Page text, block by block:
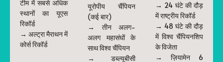
टीम में सबसे अधिक
स्थानों का यूएस
रिकॉर्ड
→ अल्ट्रा मैराथन में
कोर्स रिकॉर्ड
यूरोपीय चैंपियन
(कई बार)
→ तीन अलग-
अलग महासंघों के
साथ विश्व चैंपियन
→ डब्ल्यूबीसी
→ 24 घंटे की दौड़
में राष्ट्रीय रिकॉर्ड
→ 48 घंटे की दौड़
में विश्व चैंपियनशिप
के विजेता
→ ज़ियामेन 6